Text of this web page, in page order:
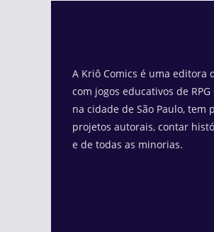
A Kriô Comics é uma editora
com jogos educativos de
na cidade de São Paulo,
projetos autorais, contar
e de todas as minorias.